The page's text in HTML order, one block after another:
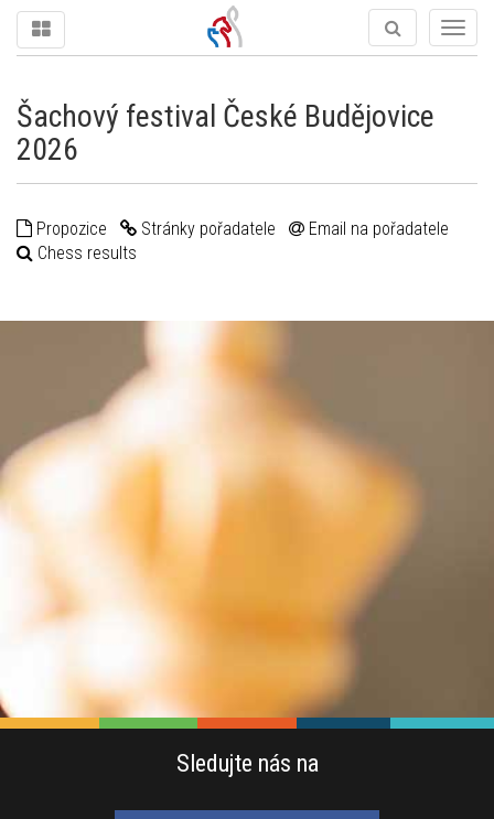
Šachový festival České Budějovice
2026
Propozice Stránky pořadatele
Email na pořadatele
Chess results
Sledujte nás na